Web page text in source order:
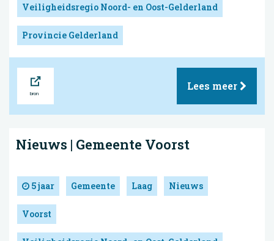
Veiligheidsregio Noord- en Oost-Gelderland
Provincie Gelderland
Lees meer
Nieuws | Gemeente Voorst
5 jaar Gemeente Laag Nieuws
Voorst